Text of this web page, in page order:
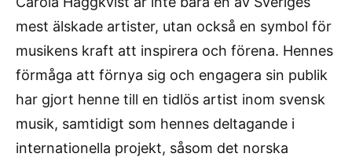
mest älskade artister, utan också en symbol för
musikens kraft att inspirera och förena. Hennes
förmåga att förnya sig och engagera sin publik
har gjort henne till en tidlös artist inom svensk
musik, samtidigt som hennes deltagande i
internationella projekt, såsom det norska